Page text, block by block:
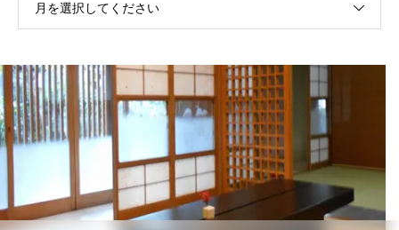
月を選択してください